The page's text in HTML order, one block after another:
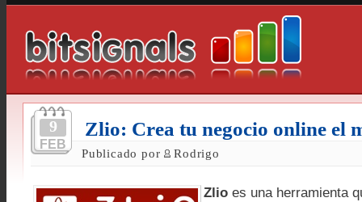
9
FEB
Zlio: Crea tu negocio online el
Publicado por Rodrigo
Zlio es una herramienta